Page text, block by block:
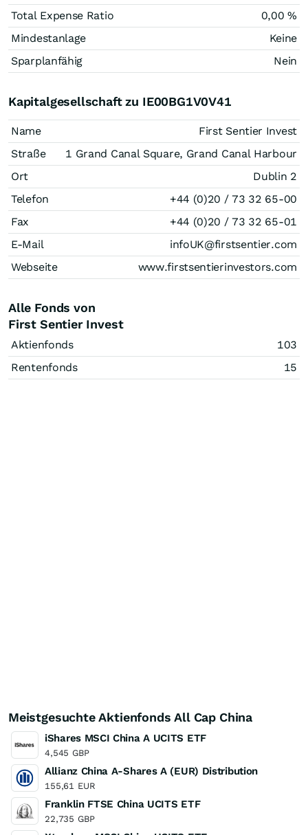
Total Expense Ratio
0,00 %
Mindestanlage
Keine
Sparplanfähig
Nein
Kapitalgesellschaft zu IE00BG1V0V41
Name
First Sentier Invest
Straße
1 Grand Canal Square, Grand Canal Harbour
Ort
Dublin 2
Telefon
+44 (0)20 / 73 32 65-00
Fax
+44 (0)20 / 73 32 65-01
E-Mail
infoUK@firstsentier.com
Webseite
www.firstsentierinvestors.com
Alle Fonds von
First Sentier Invest
Aktienfonds
103
Rentenfonds
15
Meistgesuchte Aktienfonds All Cap China
iShares MSCI China A UCITS ETF
4,545 GBP
Allianz China A-Shares A (EUR) Distribution
155,61 EUR
Franklin FTSE China UCITS ETF
22,735 GBP